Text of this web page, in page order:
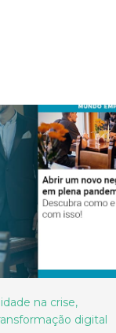
na crise,
digital